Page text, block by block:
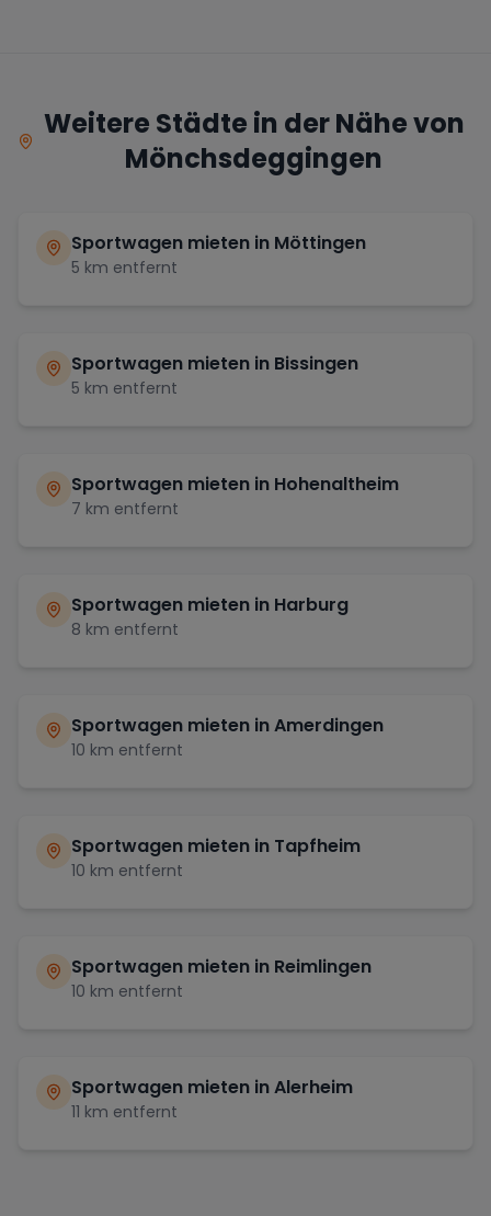
Weitere Städte in der Nähe von
Mönchsdeggingen
Sportwagen mieten in Möttingen
5 km entfernt
Sportwagen mieten in Bissingen
5 km entfernt
Sportwagen mieten in Hohenaltheim
7 km entfernt
Sportwagen mieten in Harburg
8 km entfernt
Sportwagen mieten inAmerdingen
10 km entfernt
Sportwagen mieten in Tapfheim
10 km entfernt
Sportwagen mieten in Reimlingen
10 km entfernt
Sportwagen mieten inAlerheim
11 km entfernt